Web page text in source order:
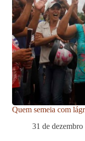
Quem semeia com
31 de